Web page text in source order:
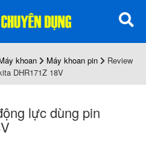
khoan Máy khoan pin
Review
DHR171Z 18V
lực dùng pin